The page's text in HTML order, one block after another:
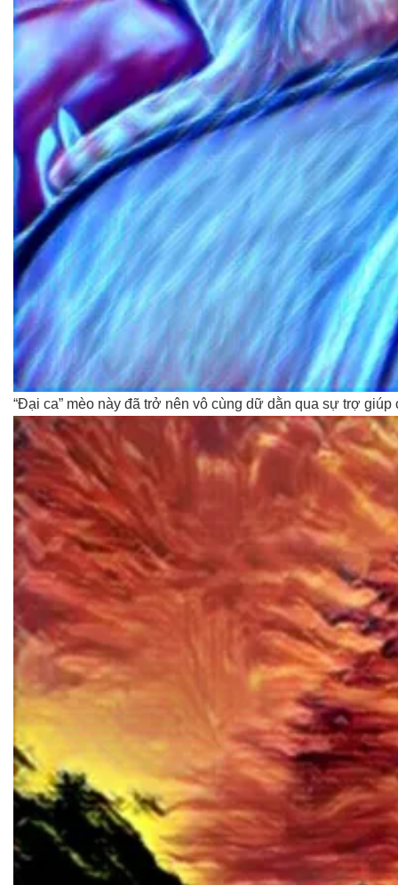
“Đại ca” mèo này đã trở nên vô cùng dữ dằn qua sự trợ giúp